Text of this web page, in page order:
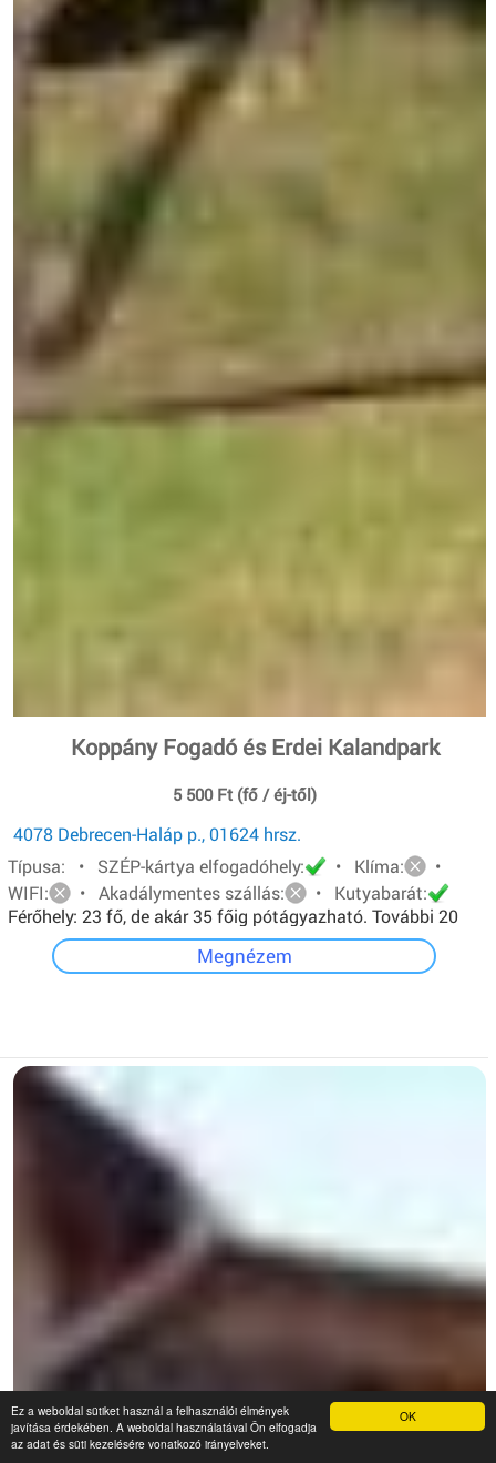
OK
Ez a weboldal sütiket használ a felhasználói élmények
javítása érdekében. A weboldal használatával Ön elfogadja
az adat és süti kezelésére vonatkozó irányelveket.
Koppány Fogadó és Erdei Kalandpark
5 500 Ft (fő / éj-től)
4078 Debrecen-Haláp p., 01624 hrsz.
Típusa: • SZÉP-kártya elfogadóhely:
• Klíma:
•
WIFI:
• Akadálymentes szállás:
• Kutyabarát:
Férőhely: 23 fő, de akár 35 főig pótágyazható. További 20
főt pedig sátorban tudunk elhelyezni.
Megnézem